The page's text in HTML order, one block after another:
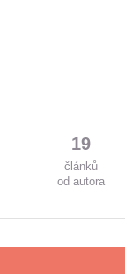
19
článků
od autora